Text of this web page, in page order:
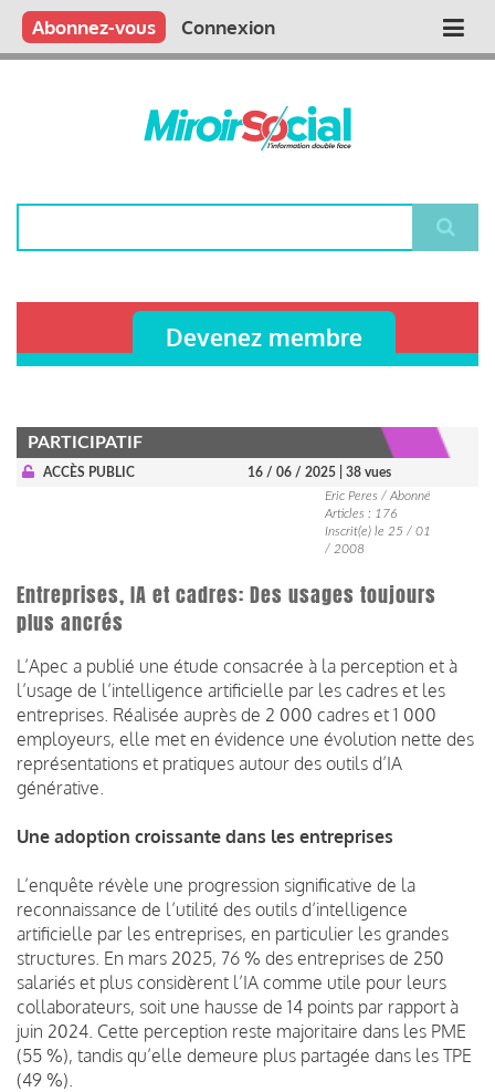
Aller
contenu
Main
Qui sommes nous ?
Vous publiez
Nous publions
Contactez-nous
Abonnez-vous Connexion
Devenez membre
PARTICIPATIF
ACCÈS PUBLIC 16 / 06 / 2025
| 38 vues
Eric Peres / Abonné
Articles : 176
Inscrit(e) le 25 / 01
/ 2008
Entreprises, IA et cadres: Des usages toujours
plus ancrés
L’Apec a publié une étude consacrée à la perception et à
l’usage de l’intelligence artificielle par les cadres et les
entreprises. Réalisée auprès de 2 000 cadres et 1 000
employeurs, elle met en évidence une évolution nette des
représentations et pratiques autour des outils d’IA
générative.
Une adoption croissante dans les entreprises
L’enquête révèle une progression significative de la
reconnaissance de l’utilité des outils d’intelligence
artificielle par les entreprises, en particulier les grandes
structures. En mars 2025, 76 % des entreprises de 250
salariés et plus considèrent l’IA comme utile pour leurs
collaborateurs, soit une hausse de 14 points par rapport à
juin 2024. Cette perception reste majoritaire dans les PME
(55 %), tandis qu’elle demeure plus partagée dans les TPE
(49 %).